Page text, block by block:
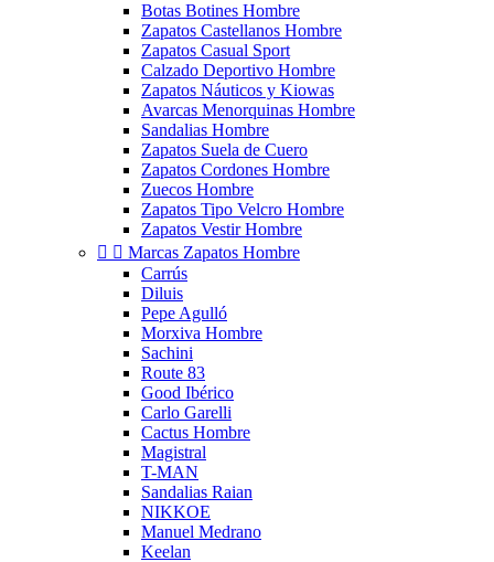
Botas Botines Hombre
Zapatos Castellanos Hombre
Zapatos Casual Sport
Calzado Deportivo Hombre
Zapatos Náuticos y Kiowas
Avarcas Menorquinas Hombre
Sandalias Hombre
Zapatos Suela de Cuero
Zapatos Cordones Hombre
Zuecos Hombre
Zapatos Tipo Velcro Hombre
Zapatos Vestir Hombre
  Marcas Zapatos Hombre
Carrús
Diluis
Pepe Agulló
Morxiva Hombre
Sachini
Route 83
Good Ibérico
Carlo Garelli
Cactus Hombre
Magistral
T-MAN
Sandalias Raian
NIKKOE
Manuel Medrano
Keelan